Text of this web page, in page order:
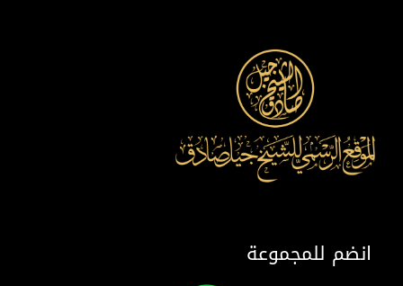
انضم للمجموعة